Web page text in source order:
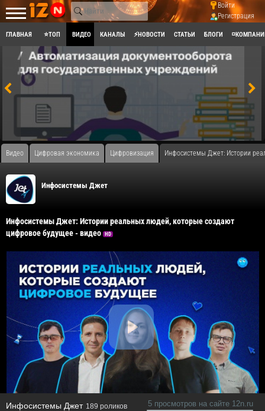
Войти
Регистрация
ГЛАВНАЯ ⭐ТОП ВИДЕО КАНАЛЫ ⚡НОВОСТИ СТАТЬИ БЛОГИ
Видео Цифровая экономика Цифровизация Инфосистемы Джет: Истории
Инфосистемы Джет
Инфосистемы Джет: Истории реальных людей, которые создают
цифровое будущее - видео
HD
Инфосистемы Джет 189 роликов 5 просмотров на сайте 12n.ru